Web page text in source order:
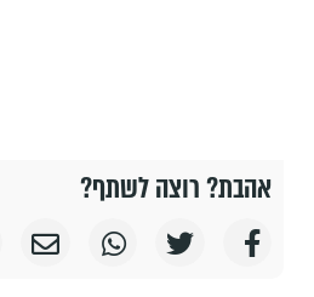
אהבת? רוצה לשתף?